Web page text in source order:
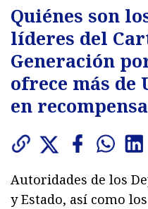
Quiénes son
líderes del
Generación
ofrece más de
en
Autoridades de los
y Estado, así como